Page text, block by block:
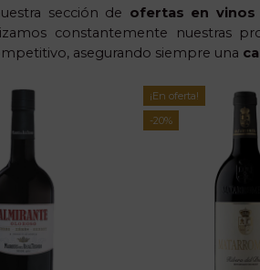
sección de ofertas en vinos
constantemente nuestras
asegurando siempre una
¡En oferta!
-20%